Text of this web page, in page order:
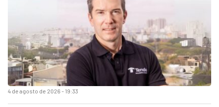
4 de agosto de 2026 - 19:33